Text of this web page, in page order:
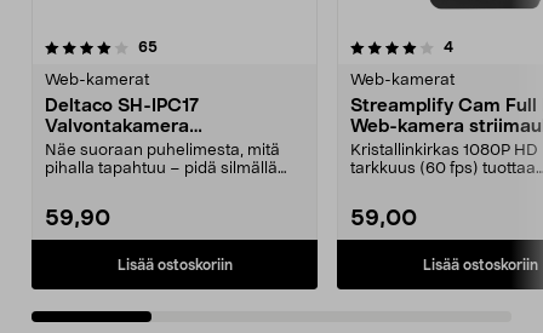
65arvostelut
Web-kamerat
Deltaco SH-IPC17
Valvontakamera
ulkokäyttöön, WiFi, FullHD
Näe suoraan puhelimesta, mitä
pihalla tapahtuu – pidä silmällä
59,90
Lisää ostoskoriin
4.0 viidestä
4arvostelut
Web-kamerat
Streamplify Cam Full
Web-kamera
Kristallinkirkas 1080P HD
tarkkuus (60 fps) tuottaa
59,00
Lisää ostoskoriin
4.5 viidestä